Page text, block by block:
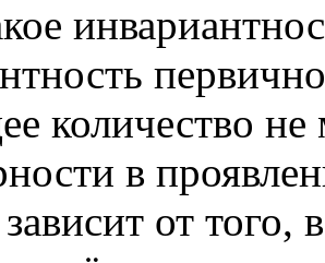
количество не
в
от того,